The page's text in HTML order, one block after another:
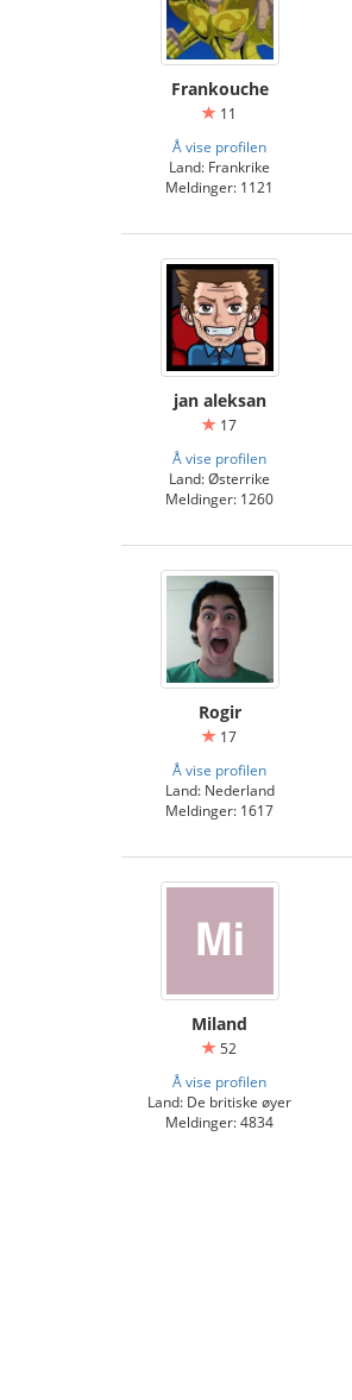
Frankouche
11
Å vise profilen
Land: Frankrike
Meldinger: 1121
jan aleksan
17
Å vise profilen
Land: Østerrike
Meldinger: 1260
Rogir
17
Å vise profilen
Land: Nederland
Meldinger: 1617
Miland
52
Å vise profilen
Land: De britiske øyer
Meldinger: 4834